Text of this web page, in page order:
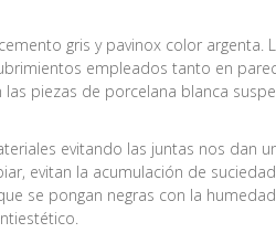
gris y pavinox color argenta.
empleados tanto en
piezas de porcelana blanca
evitando las juntas nos dan
evitan la acumulación de
se pongan negras con la humedad